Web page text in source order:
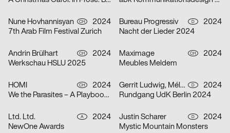
Nune Hovhannisyan CH
2024
7th Arab Film Festival Zurich
Bureau Progressiv D
2024
Nacht der Lieder 2024
Andrin Brülhart CH
2024
Werkschau HSLU 2025
Maximage CH
2024
Meubles Meldem
HOMI CH
2024
We the Parasites – A Playbook to Complicity
Gerrit Ludwig, Mélan Rouillon D
2024
Rundgang UdK Berlin 2024
Ltd. Ltd. A
2024
NewOne Awards
Justin Scharer D
2024
Mystic Mountain Monsters